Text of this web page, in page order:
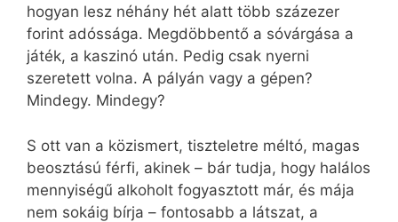
hogyan lesz néhány hét alatt több százezer
forint adóssága. Megdöbbentő a sóvárgása a
játék, a kaszinó után. Pedig csak nyerni
szeretett volna. A pályán vagy a gépen?
Mindegy. Mindegy?
S ott van a közismert, tiszteletre méltó, magas
beosztású férfi, akinek – bár tudja, hogy halálos
mennyiségű alkoholt fogyasztott már, és mája
nem sokáig bírja – fontosabb a látszat, a